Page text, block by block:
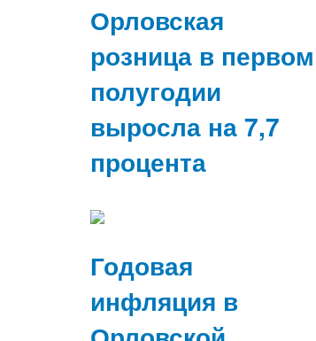
Орловская
розница в первом
полугодии
выросла на 7,7
процента
Годовая
инфляция в